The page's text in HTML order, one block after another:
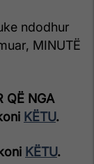
ndodhur
MINUTË
QË NGA
KËTU.
KËTU.